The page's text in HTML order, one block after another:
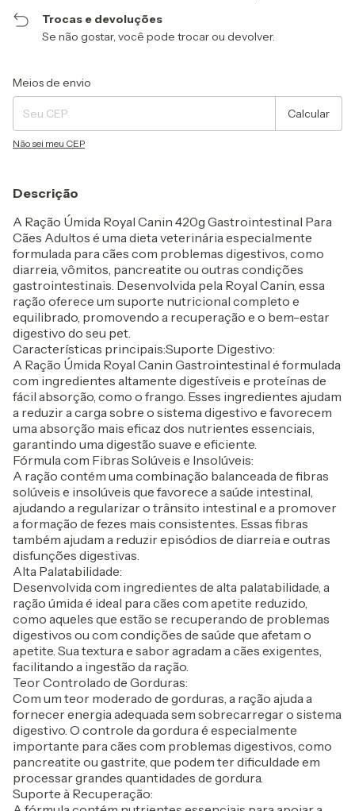
Trocas e devoluções
Se não gostar, você pode trocar ou devolver.
Entregas para o CEP:
Meios de envio
Calcular
Não sei meu CEP
Descrição
A Ração Úmida Royal Canin 420g Gastrointestinal Para
Cães Adultos é uma dieta veterinária especialmente
formulada para cães com problemas digestivos, como
diarreia, vômitos, pancreatite ou outras condições
gastrointestinais. Desenvolvida pela Royal Canin, essa
ração oferece um suporte nutricional completo e
equilibrado, promovendo a recuperação e o bem-estar
digestivo do seu pet.
Características principais:Suporte Digestivo:
A Ração Úmida Royal Canin Gastrointestinal é formulada
com ingredientes altamente digestíveis e proteínas de
fácil absorção, como o frango. Esses ingredientes ajudam
a reduzir a carga sobre o sistema digestivo e favorecem
uma absorção mais eficaz dos nutrientes essenciais,
garantindo uma digestão suave e eficiente.
Fórmula com Fibras Solúveis e Insolúveis:
A ração contém uma combinação balanceada de fibras
solúveis e insolúveis que favorece a saúde intestinal,
ajudando a regularizar o trânsito intestinal e a promover
a formação de fezes mais consistentes. Essas fibras
também ajudam a reduzir episódios de diarreia e outras
disfunções digestivas.
Alta Palatabilidade:
Desenvolvida com ingredientes de alta palatabilidade, a
ração úmida é ideal para cães com apetite reduzido,
como aqueles que estão se recuperando de problemas
digestivos ou com condições de saúde que afetam o
apetite. Sua textura e sabor agradam a cães exigentes,
facilitando a ingestão da ração.
Teor Controlado de Gorduras:
Com um teor moderado de gorduras, a ração ajuda a
fornecer energia adequada sem sobrecarregar o sistema
digestivo. O controle da gordura é especialmente
importante para cães com problemas digestivos, como
pancreatite ou gastrite, que podem ter dificuldade em
processar grandes quantidades de gordura.
Suporte à Recuperação: